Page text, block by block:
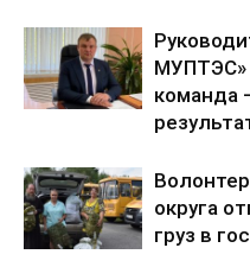
МУПТЭС»
команда
округа
груз в